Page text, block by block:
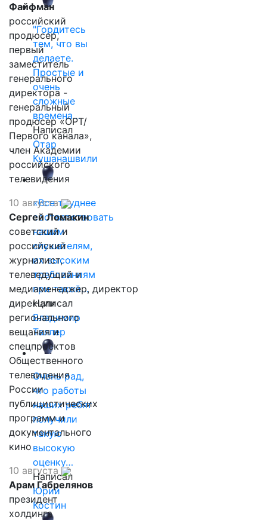
"Гордитесь
тем, что вы
делаете.
Простые и
очень
сложные
времена…
Написал
Отар
Кушанашвили
«Все труднее
соответствовать
нашим
слушателям,
их высоким
требованиям
при такой…
Написал
Владимир
Таллер
Очень рад,
что работы
наших ребят
получили
такую
высокую
оценку…
Написал
Юрий
Костин
Файфман
российский
продюсер,
первый
заместитель
генерального
директора -
генеральный
продюсер «ОРТ/
Первого канала»,
член Академии
российского
телевидения
10 августа
Сергей Ломакин
советский и
российский
журналист,
телеведущий и
медиаменеджер, директор
дирекции
регионального
вещания и
спецпроектов
Общественного
телевидения
России
публицистических
программ и
документального
кино
10 августа
Арам Габрелянов
президент
холдинга